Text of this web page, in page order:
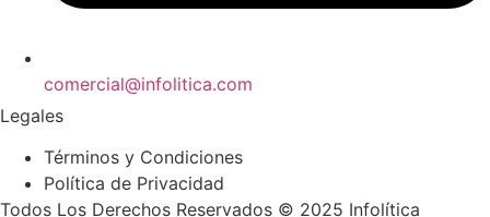
comercial@infolitica.com
Legales
Términos y Condiciones
Política de Privacidad
Todos Los Derechos Reservados © 2025 Infolítica